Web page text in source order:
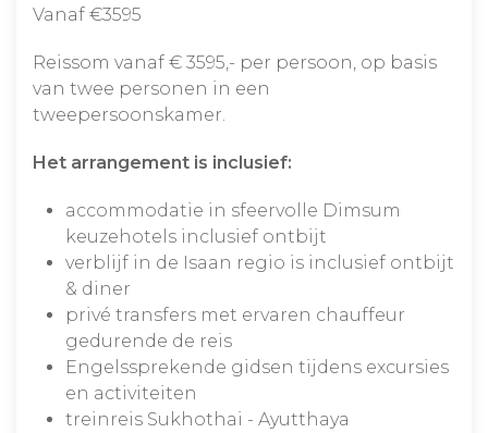
Vanaf €3595
Reissom vanaf € 3595,- per persoon, op basis
van twee personen in een
tweepersoonskamer.
Het arrangement is inclusief:
accommodatie in sfeervolle Dimsum
keuzehotels inclusief ontbijt
verblijf in de Isaan regio is inclusief ontbijt
& diner
privé transfers met ervaren chauffeur
gedurende de reis
Engelssprekende gidsen tijdens excursies
en activiteiten
treinreis Sukhothai - Ayutthaya